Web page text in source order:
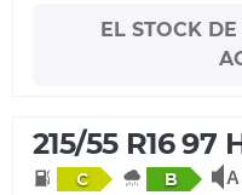
EL STOCK
215/55 R16 97
C B